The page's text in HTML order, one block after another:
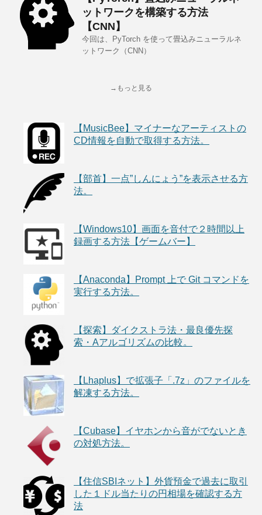
ットワークを構築する方法
【CNN】
今回は、PyTorch を使って畳込みニューラルネ
ットワーク（CNN）
→もっと見る
【MusicBee】マイナーなアーティストの
CD情報を自動で取得する方法。
【部首】一点”しんにょう”を表示させる方
法。
【Windows10】画面を音付で２時間以上
録画する方法【ゲームバー】
【Anaconda】Prompt 上で Git コマンドを
実行する方法。
【探索】ダイクストラ法・最良優先探
索・Aアルゴリズムの比較。
【Lhaplus】で拡張子「.7z」のファイルを
解凍する方法。
【Cubase】イヤホンから音がでないとき
の対処方法。
【住信SBIネット】外貨預金で過去に取引
した１ドル当たりの円相場を確認する方
法